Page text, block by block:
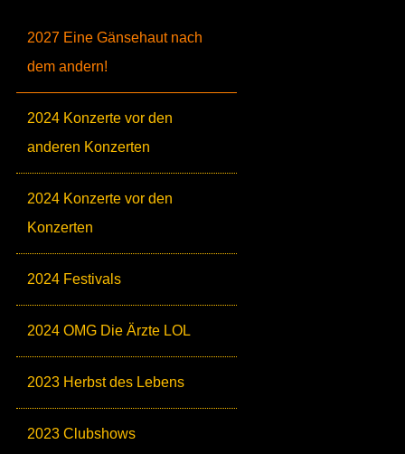
2027 Eine Gänsehaut nach
dem andern!
2024 Konzerte vor den
anderen Konzerten
2024 Konzerte vor den
Konzerten
2024 Festivals
2024 OMG Die Ärzte LOL
2023 Herbst des Lebens
2023 Clubshows